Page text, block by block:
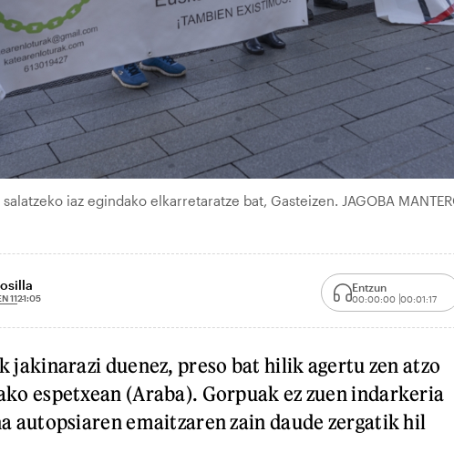
iaz egindako elkarretaratze bat, Gasteizen. JAGOBA
1121:05
Entzun
00:00:00 00:01:17
jakinarazi duenez, preso bat hilik agertu zen atzo
espetxean (Araba). Gorpuak ez zuen indarkeria
autopsiaren emaitzaren zain daude zergatik hil